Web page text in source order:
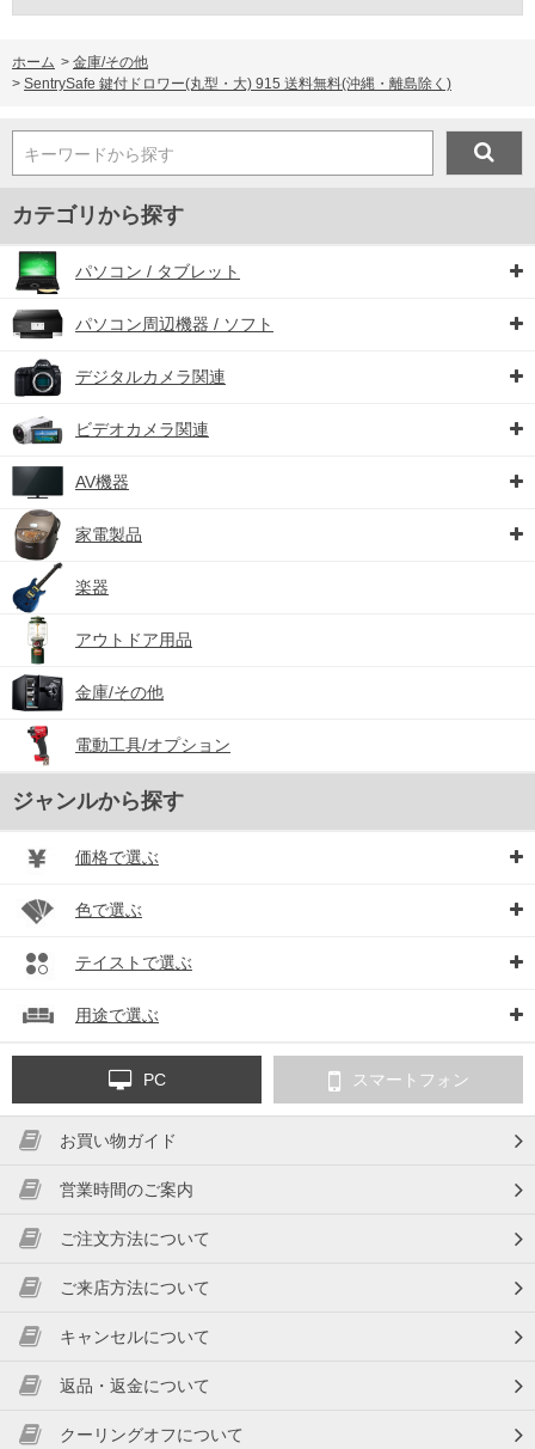
ホーム > 金庫/その他
> SentrySafe 鍵付ドロワー(丸型・大) 915 送料無料(沖縄・離島除く)
キーワードから探す
カテゴリから探す
パソコン / タブレット
パソコン周辺機器 / ソフト
デジタルカメラ関連
ビデオカメラ関連
AV機器
家電製品
楽器
アウトドア用品
金庫/その他
電動工具/オプション
ジャンルから探す
価格で選ぶ
色で選ぶ
テイストで選ぶ
用途で選ぶ
PC スマートフォン
お買い物ガイド
営業時間のご案内
ご注文方法について
ご来店方法について
キャンセルについて
返品・返金について
クーリングオフについて